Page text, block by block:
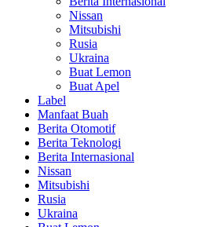
Nissan
Mitsubishi
Rusia
Ukraina
Buat Lemon
Buat Apel
Label
Manfaat Buah
Berita Otomotif
Berita Teknologi
Berita Internasional
Nissan
Mitsubishi
Rusia
Ukraina